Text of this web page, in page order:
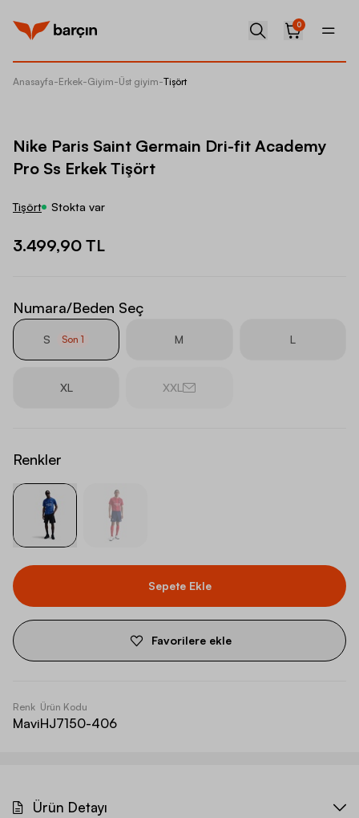
0
Anasayfa-Erkek-Giyim-Üst giyim-Tişört
Nike Paris Saint Germain Dri-fit Academy
Pro Ss Erkek Tişört
Tişört Stokta var
3.499,90 TL
Numara/Beden Seç
S Son1 M L
XL XXL
Renkler
Sepete Ekle
Favorilere ekle
Renk
Mavi
Ürün Kodu
HJ7150-406
Ürün Detayı